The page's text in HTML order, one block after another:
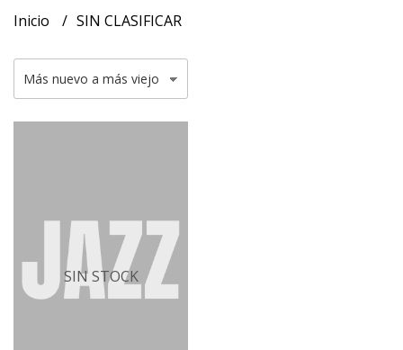
Inicio SIN CLASIFICAR
SIN STOCK